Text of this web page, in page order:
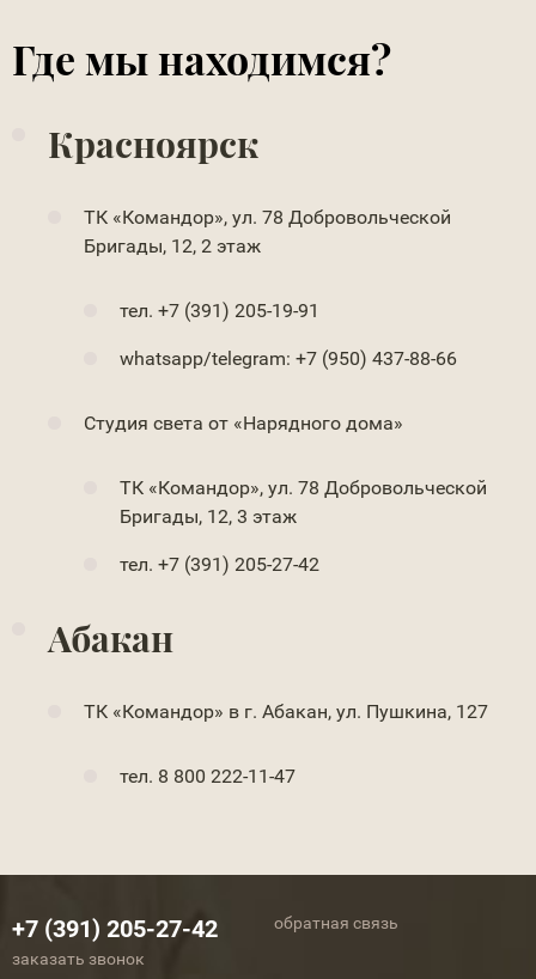
Где мы находимся?
Красноярск
ТК «Командор», ул. 78 Добровольческой
Бригады, 12, 2 этаж
тел. +7 (391) 205-19-91
whatsapp/telegram: +7 (950) 437-88-66
Студия света от «Нарядного дома»
ТК «Командор», ул. 78 Добровольческой
Бригады, 12, 3 этаж
тел. +7 (391) 205-27-42
Абакан
ТК «Командор» в г. Абакан, ул. Пушкина, 127
тел. 8 800 222-11-47
+7 (391) 205-27-42
заказать звонок
обратная связь